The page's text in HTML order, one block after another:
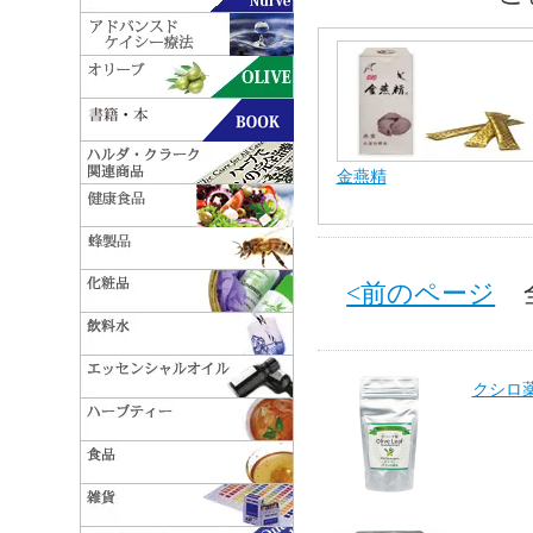
金燕精
<前のページ
クシロ